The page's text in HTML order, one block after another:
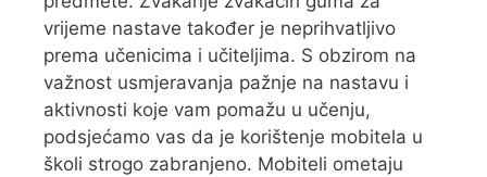
vrijeme nastave također je neprihvatljivo
prema učenicima i učiteljima. S obzirom na
važnost usmjeravanja pažnje na nastavu i
aktivnosti koje vam pomažu u učenju,
podsjećamo vas da je korištenje mobitela u
školi strogo zabranjeno. Mobiteli ometaju